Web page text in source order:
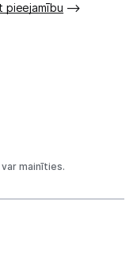
pieejamību
mainīties.